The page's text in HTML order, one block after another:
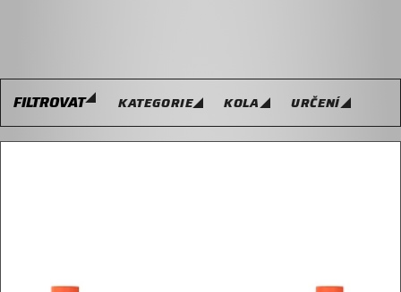
FILTROVAT KATEGORIE KOLA URČENÍ